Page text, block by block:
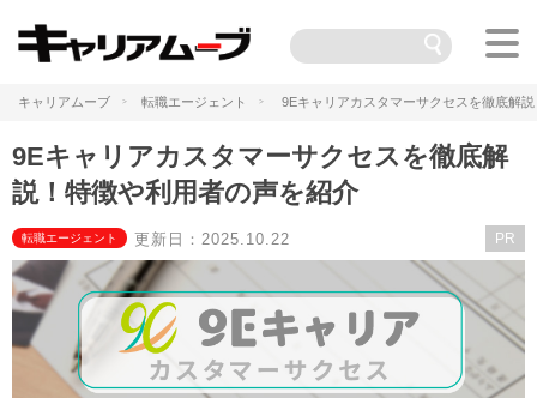
キャリアムーブ 転職エージェント 9Eキャリアカスタマーサクセスを徹底解
9Eキャリアカスタマーサクセスを徹底解
説！特徴や利用者の声を紹介
転職エージェント 更新日：2025.10.22 PR